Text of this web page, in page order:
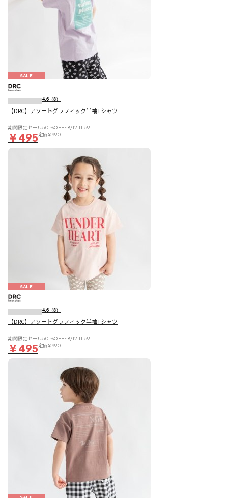
SALE
4.6 （8）
【DRC】アソートグラフィック半袖Tシャツ
期間限定セール50％OFF~8/12 11:59
￥495定価￥990
SALE
4.6 （8）
【DRC】アソートグラフィック半袖Tシャツ
期間限定セール50％OFF~8/12 11:59
￥495定価￥990